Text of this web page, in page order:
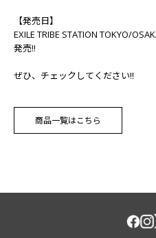
【発売日】
EXILE TRIBE STATION TOKYO/
発売!!
ぜひ、チェックしてください!!
商品一覧はこちら